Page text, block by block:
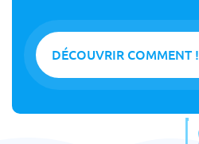
DÉCOUVRIR COMMENT !